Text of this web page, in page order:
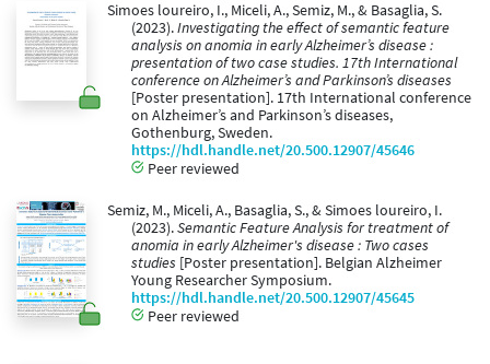
Simoes loureiro, I., Miceli, A., Semiz, M., & Basaglia, S.
(2023).Investigating the effect of semantic feature
analysis on anomia in early Alzheimer’s disease :
presentation of two case studies. 17th International
conference on Alzheimer’s and Parkinson’s diseases
[Poster presentation]. 17th International conference
on Alzheimer’s and Parkinson’s diseases,
Gothenburg, Sweden.
https://hdl.handle.net/20.500.12907/45646
Peer reviewed
Semiz, M., Miceli, A., Basaglia, S., & Simoes loureiro, I.
(2023).Semantic Feature Analysis for treatment of
anomia in early Alzheimer's disease : Two cases
studies [Poster presentation]. Belgian Alzheimer
Young Researcher Symposium.
https://hdl.handle.net/20.500.12907/45645
Peer reviewed